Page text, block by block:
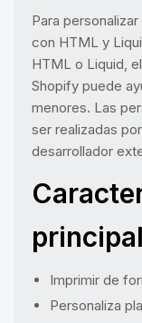
Para
con HTML y
HTML o Liquid,
Shopify puede
menores. Las
ser realizadas
desarrollador
Imprimir de
Personaliza